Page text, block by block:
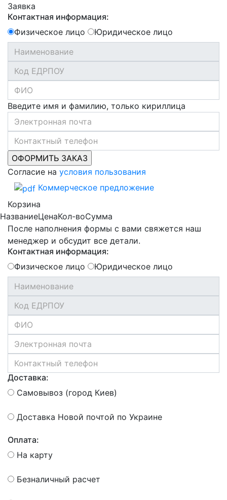
Заявка
Контактная информация:
Физическое лицо
Юридическое лицо
Введите имя и фамилию, только кириллица
Согласие на условия пользования
Коммерческое предложение
Корзина
НазваниеЦенаКол-воСумма
После наполнения формы с вами свяжется наш
менеджер и обсудит все детали.
Контактная информация:
Физическое лицо
Юридическое лицо
Доставка:
Самовывоз (город Киев)
Доставка Новой почтой по Украине
Оплата:
На карту
Безналичный расчет